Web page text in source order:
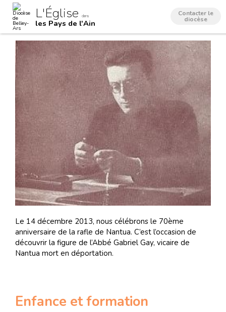
contenu.
Outils
personnels
L'Église dans
les Pays de l'Ain
Contacter le
diocèse
Le 14 décembre 2013, nous célébrons le 70ème
anniversaire de la rafle de Nantua. C’est l’occasion de
découvrir la figure de l’Abbé Gabriel Gay, vicaire de
Nantua mort en déportation.
Enfance et formation